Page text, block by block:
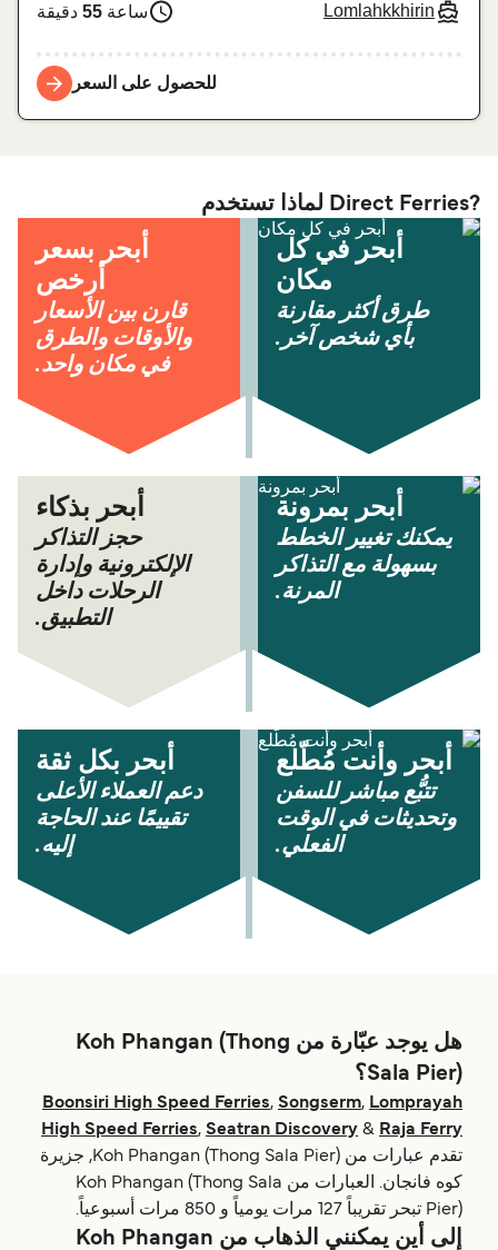
Lomlahkkhirin ساعة55دقيقة
للحصول على السعر
أبحر في كل
مكان
طرق أكثر مقارنة
بأي شخص آخر.
أبحر بسعر
أرخص
قارن بين الأسعار
والأوقات والطرق
في مكان واحد.
أبحر بمرونة
يمكنك تغيير الخطط
بسهولة مع التذاكر
المرنة.
أبحر بذكاء
حجز التذاكر
الإلكترونية وإدارة
الرحلات داخل
التطبيق.
أبحر وأنت مُطّلع
تتبُّع مباشر للسفن
وتحديثات في الوقت
الفعلي.
أبحر بكل ثقة
دعم العملاء الأعلى
تقييمًا عند الحاجة
إليه.
هل يوجد عبّارة من Koh Phangan (Thong
Sala Pier)؟
Boonsiri High Speed Ferries,Songserm,Lomprayah
High Speed Ferries,Seatran Discovery &Raja Ferry
تقدم عبارات من Koh Phangan (Thong Sala Pier), جزيرة
كوه فانجان. العبارات من Koh Phangan (Thong Sala
Pier) تبحر تقريباً 127 مرات يومياً و 850 مرات أسبوعياً.
إلى أين يمكنني الذهاب من Koh Phangan